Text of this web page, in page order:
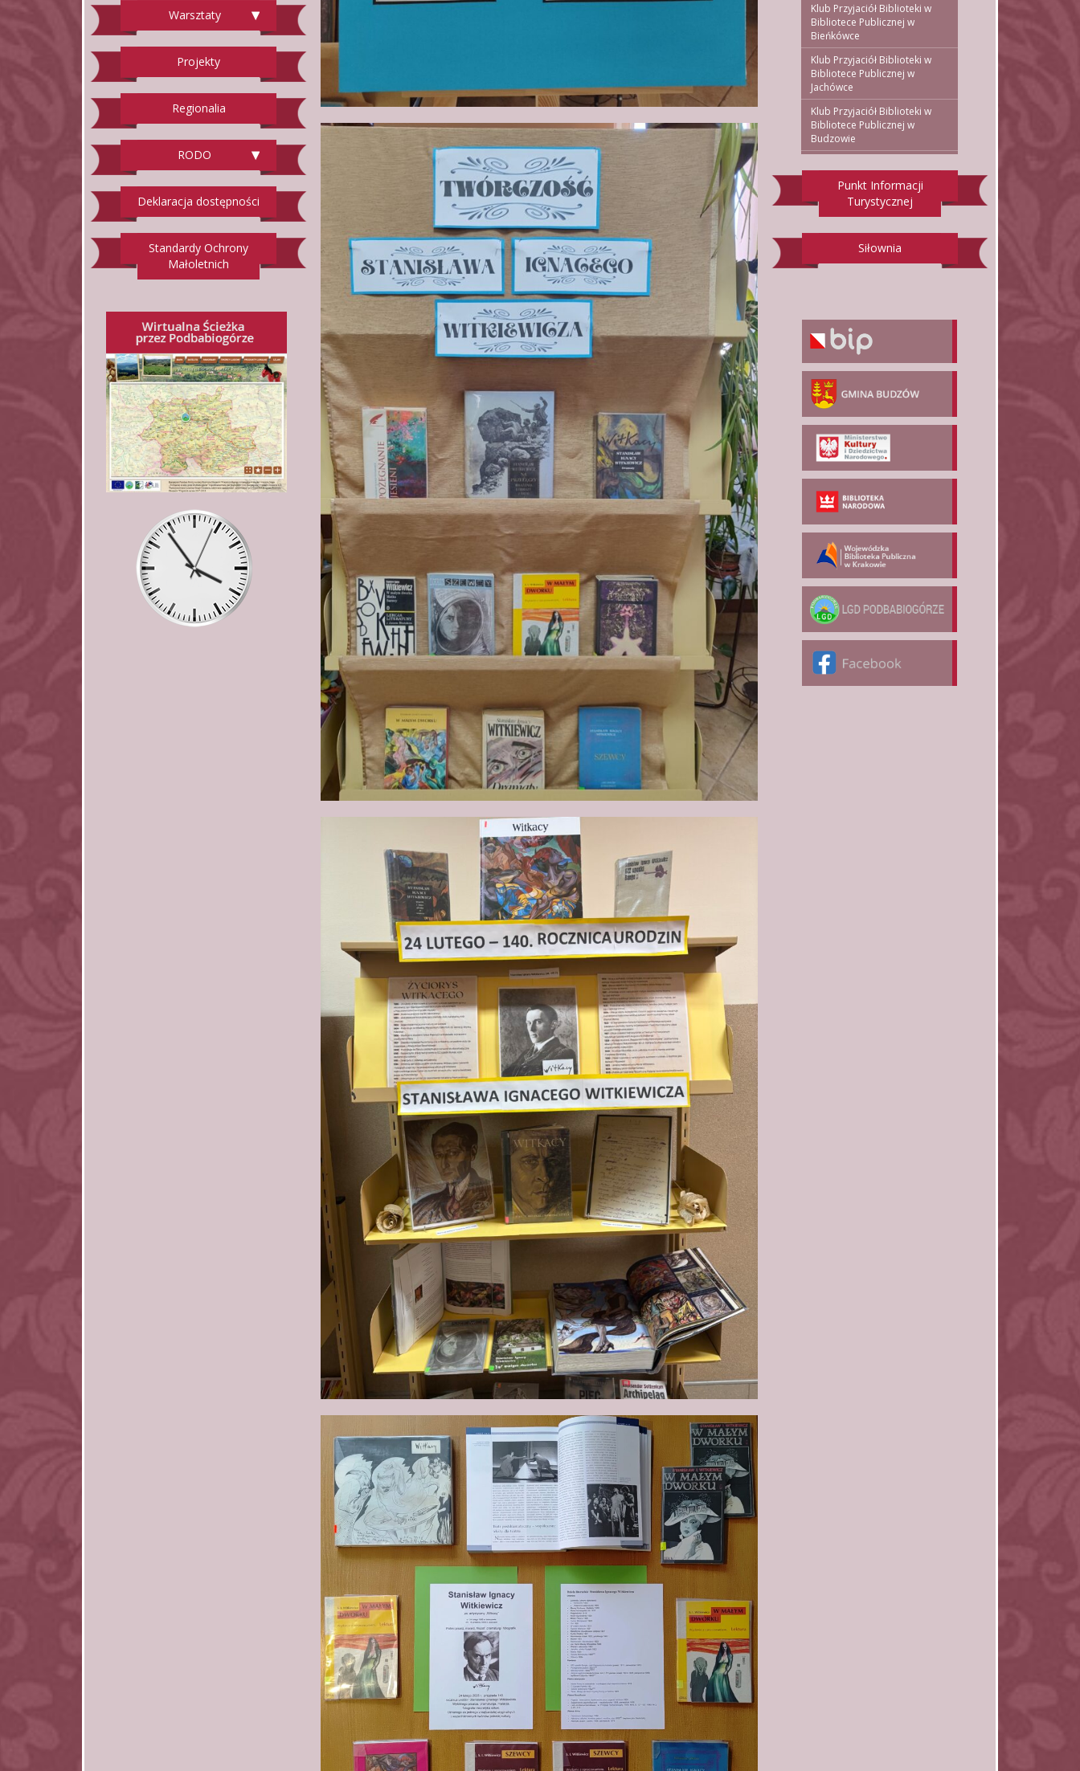
Warsztaty
Projekty
Regionalia
RODO
Deklaracja dostępności
Standardy Ochrony
Małoletnich
Klub Przyjaciół Biblioteki w
Bibliotece Publicznej w
Bieńkówce
Klub Przyjaciół Biblioteki w
Bibliotece Publicznej w
Jachówce
Klub Przyjaciół Biblioteki w
Bibliotece Publicznej w
Budzowie
Punkt Informacji
Turystycznej
Siłownia